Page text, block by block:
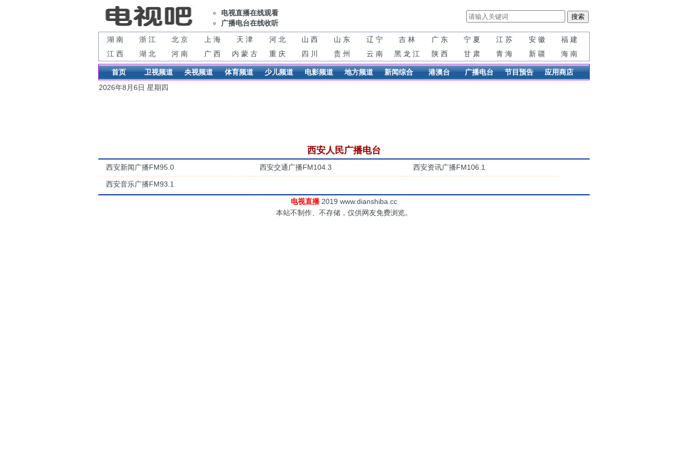
电视直播在线观看
广播电台在线收听
湖 南
浙 江 北 京 上 海 天 津 河 北 山 西 山 东 辽 宁 吉 林 广 东 宁 夏 江 苏 安 徽
福 建
江 西
湖 北 河 南 广 西 内 蒙 古 重 庆 四 川 贵 州 云 南 黑 龙 江 陕 西 甘 肃 青 海 新 疆 海 南
首页 卫视频道 央视频道 体育频道 少儿频道 电影频道 地方频道 新闻综合 港澳台 广播电台 节目预告
应用商店
2026年8月6日 星期四
西安人民广播电台
西安新闻广播FM95.0 西安交通广播FM104.3 西安资讯广播FM106.1
西安音乐广播FM93.1
电视直播 2019 www.dianshiba.cc
本站不制作、不存储，仅供网友免费浏览。